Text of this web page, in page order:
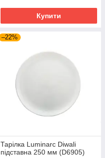
Купити
–22%
Тарілка Luminarc Diwali
підставна 250 мм (D6905)